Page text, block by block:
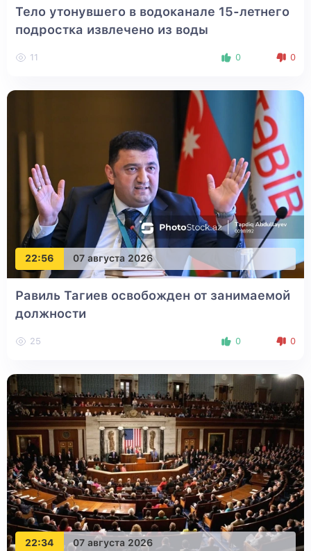
Тело утонувшего в водоканале 15-летнего
подростка извлечено из воды
11 0 0
22:56 07 августа 2026
Равиль Тагиев освобожден от занимаемой
должности
25 0 0
22:34 07 августа 2026